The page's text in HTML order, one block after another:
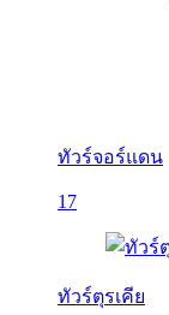
ทัวร์จอร์แดน
17
ทัวร์ตุรเคีย